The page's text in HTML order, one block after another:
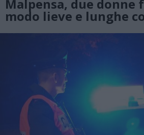
Malpensa, due donne
modo lieve e lunghe